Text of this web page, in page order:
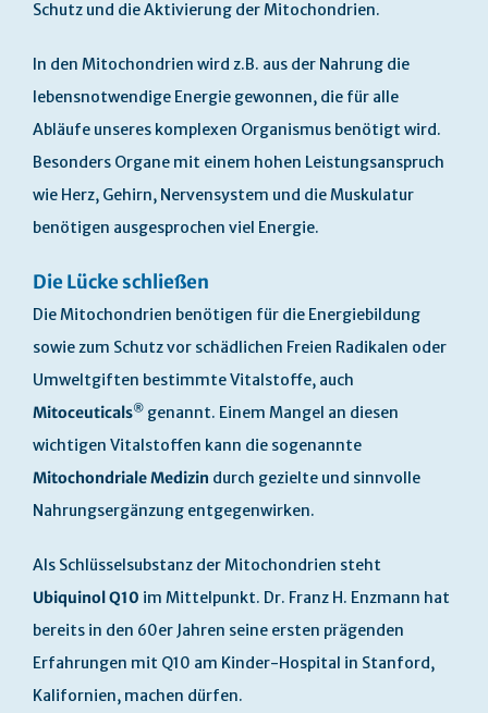
Schutz und die Aktivierung der Mitochondrien.
In den Mitochondrien wird z.B. aus der Nahrung die
lebensnotwendige Energie gewonnen, die für alle
Abläufe unseres komplexen Organismus benötigt wird.
Besonders Organe mit einem hohen Leistungsanspruch
wie Herz, Gehirn, Nervensystem und die Muskulatur
benötigen ausgesprochen viel Energie.
Die Lücke schließen
Die Mitochondrien benötigen für die Energiebildung
sowie zum Schutz vor schädlichen Freien Radikalen oder
Umweltgiften bestimmte Vitalstoffe, auch
Mitoceuticals® genannt. Einem Mangel an diesen
wichtigen Vitalstoffen kann die sogenannte
Mitochondriale Medizin durch gezielte und sinnvolle
Nahrungsergänzung entgegenwirken.
Als Schlüsselsubstanz der Mitochondrien steht
Ubiquinol Q10 im Mittelpunkt. Dr. Franz H. Enzmann hat
bereits in den 60er Jahren seine ersten prägenden
Erfahrungen mit Q10 am Kinder-Hospital in Stanford,
Kalifornien, machen dürfen.